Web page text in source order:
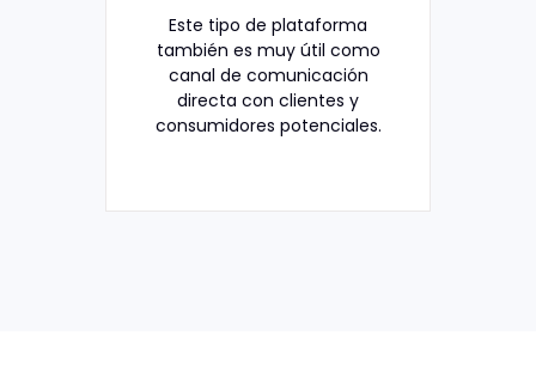
Este tipo de plataforma
también es muy útil como
canal de comunicación
directa con clientes y
consumidores potenciales.